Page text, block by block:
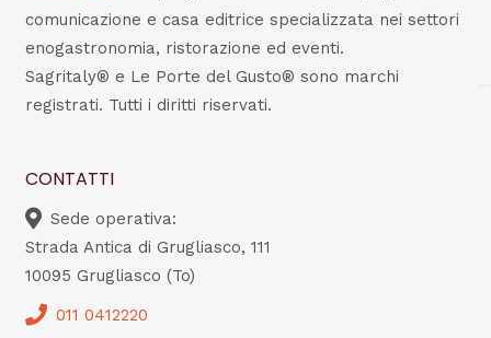
comunicazione e casa editrice specializzata nei settori
enogastronomia, ristorazione ed eventi.
Sagritaly® e Le Porte del Gusto® sono marchi
registrati. Tutti i diritti riservati.
CONTATTI
Sede operativa:
Strada Antica di Grugliasco, 111
10095 Grugliasco (To)
011 0412220